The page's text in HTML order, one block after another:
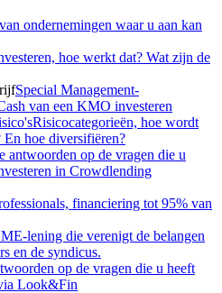
ondernemingen waar u aan kan
hoe werkt dat? Wat zijn de
Special Management-
van een KMO investeren
Risicocategorieën, hoe wordt
En hoe diversifiëren?
antwoorden op de vragen die u
in Crowdlending
financiering tot 95% van
lening die verenigt de belangen
en de syndicus.
op de vragen die u heeft
Look&Fin